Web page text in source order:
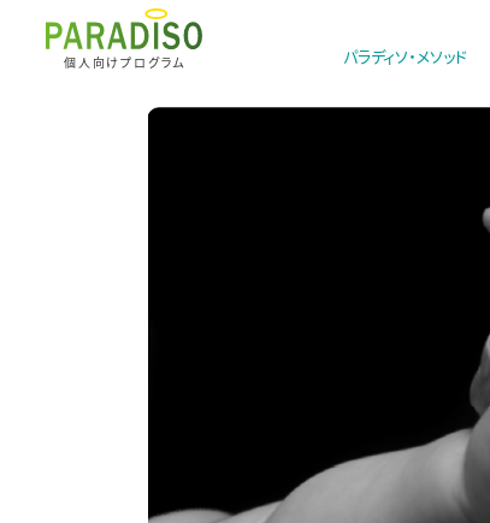
個人向けプログラム パラディソ・メソッド